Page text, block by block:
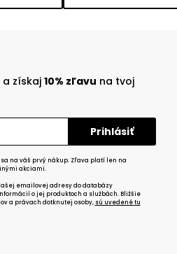
získaj10% zľavu na tvoj
na váš prvý nákup. Zľava platí len na
akciami.
emailovej adresy do databázy
o jej produktoch a službách. Bližšie
a právach dotknutej osoby, sú uvedené tu